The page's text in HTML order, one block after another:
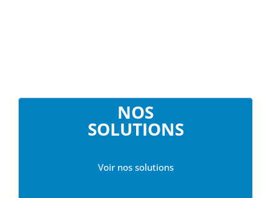
NOS
SOLUTIONS
Voir nos solutions